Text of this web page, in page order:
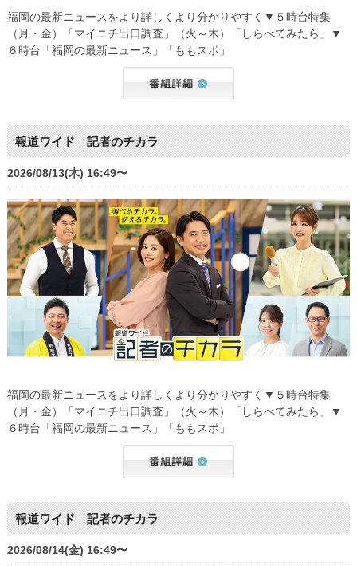
福岡の最新ニュースをより詳しくより分かりやすく▼５時台特集
（月・金）「マイニチ出口調査」（火～木）「しらべてみたら」▼
６時台「福岡の最新ニュース」「ももスポ」
報道ワイド 記者のチカラ
2026/08/13(木) 16:49〜
福岡の最新ニュースをより詳しくより分かりやすく▼５時台特集
（月・金）「マイニチ出口調査」（火～木）「しらべてみたら」▼
６時台「福岡の最新ニュース」「ももスポ」
報道ワイド 記者のチカラ
2026/08/14(金) 16:49〜